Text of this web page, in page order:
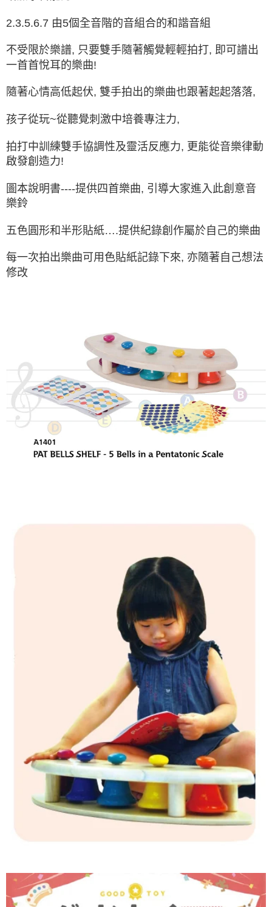
2.3.5.6.7 由5個全音階的音組合的和諧音組
不受限於樂譜, 只要雙手隨著觸覺輕輕拍打, 即可譜出
一首首悅耳的樂曲!
隨著心情高低起伏, 雙手拍出的樂曲也跟著起起落落,
孩子從玩~從聽覺刺激中培養專注力,
拍打中訓練雙手協調性及靈活反應力, 更能從音樂律動
啟發創造力!
圖本說明書----提供四首樂曲, 引導大家進入此創意音
樂鈴
五色圓形和半形貼紙….提供紀錄創作屬於自己的樂曲
每一次拍出樂曲可用色貼紙記錄下來, 亦隨著自己想法
修改